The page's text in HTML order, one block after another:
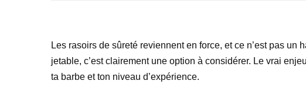
Les rasoirs de sûreté reviennent en force, et ce n’est pas
jetable, c’est clairement une option à considérer. Le vrai
ta barbe et ton niveau d’expérience.